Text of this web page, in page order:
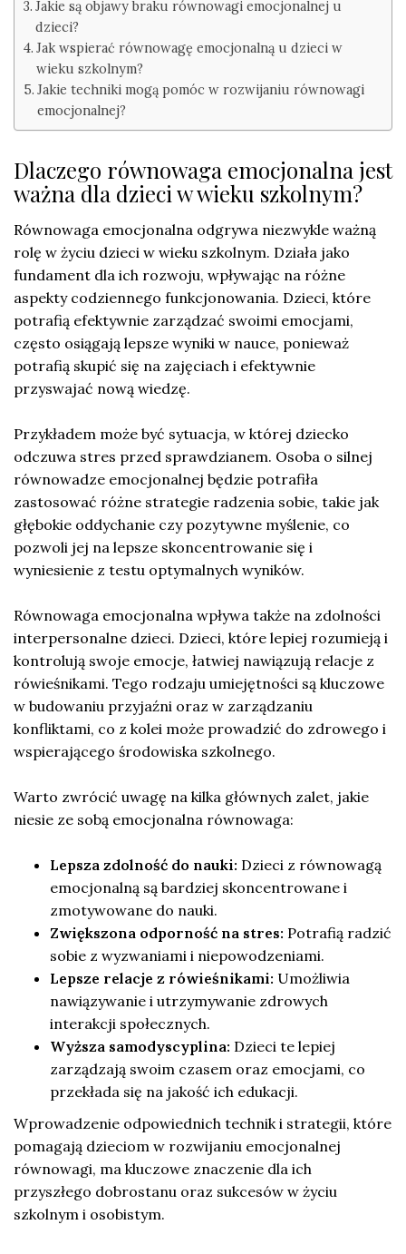
Jakie są objawy braku równowagi emocjonalnej u
dzieci?
Jak wspierać równowagę emocjonalną u dzieci w
wieku szkolnym?
Jakie techniki mogą pomóc w rozwijaniu równowagi
emocjonalnej?
Dlaczego równowaga emocjonalna jest
ważna dla dzieci w wieku szkolnym?
Równowaga emocjonalna odgrywa niezwykle ważną
rolę w życiu dzieci w wieku szkolnym. Działa jako
fundament dla ich rozwoju, wpływając na różne
aspekty codziennego funkcjonowania. Dzieci, które
potrafią efektywnie zarządzać swoimi emocjami,
często osiągają lepsze wyniki w nauce, ponieważ
potrafią skupić się na zajęciach i efektywnie
przyswajać nową wiedzę.
Przykładem może być sytuacja, w której dziecko
odczuwa stres przed sprawdzianem. Osoba o silnej
równowadze emocjonalnej będzie potrafiła
zastosować różne strategie radzenia sobie, takie jak
głębokie oddychanie czy pozytywne myślenie, co
pozwoli jej na lepsze skoncentrowanie się i
wyniesienie z testu optymalnych wyników.
Równowaga emocjonalna wpływa także na zdolności
interpersonalne dzieci. Dzieci, które lepiej rozumieją i
kontrolują swoje emocje, łatwiej nawiązują relacje z
rówieśnikami. Tego rodzaju umiejętności są kluczowe
w budowaniu przyjaźni oraz w zarządzaniu
konfliktami, co z kolei może prowadzić do zdrowego i
wspierającego środowiska szkolnego.
Warto zwrócić uwagę na kilka głównych zalet, jakie
niesie ze sobą emocjonalna równowaga:
Lepsza zdolność do nauki: Dzieci z równowagą
emocjonalną są bardziej skoncentrowane i
zmotywowane do nauki.
Zwiększona odporność na stres: Potrafią radzić
sobie z wyzwaniami i niepowodzeniami.
Lepsze relacje z rówieśnikami: Umożliwia
nawiązywanie i utrzymywanie zdrowych
interakcji społecznych.
Wyższa samodyscyplina: Dzieci te lepiej
zarządzają swoim czasem oraz emocjami, co
przekłada się na jakość ich edukacji.
Wprowadzenie odpowiednich technik i strategii, które
pomagają dzieciom w rozwijaniu emocjonalnej
równowagi, ma kluczowe znaczenie dla ich
przyszłego dobrostanu oraz sukcesów w życiu
szkolnym i osobistym.